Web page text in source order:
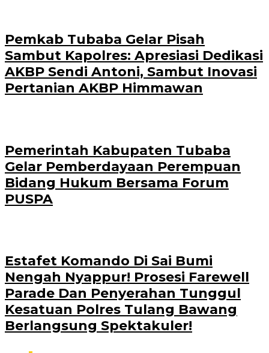
Pemkab Tubaba Gelar Pisah
Sambut Kapolres: Apresiasi Dedikasi
AKBP Sendi Antoni, Sambut Inovasi
Pertanian AKBP Himmawan
Pemerintah Kabupaten Tubaba
Gelar Pemberdayaan Perempuan
Bidang Hukum Bersama Forum
PUSPA
Estafet Komando Di Sai Bumi
Nengah Nyappur! Prosesi Farewell
Parade Dan Penyerahan Tunggul
Kesatuan Polres Tulang Bawang
Berlangsung Spektakuler!